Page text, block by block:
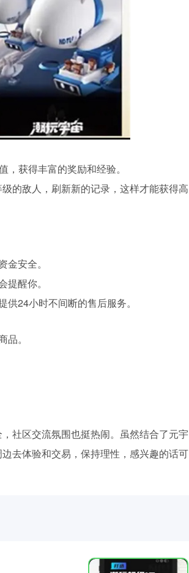
获得丰富的奖励和经验。
的敌人，刷新新的记录，这样才能获得高
安全。
醒你。
24小时不间断的售后服务。
。
社区交流氛围也挺热闹。虽然结合了元宇
去体验和交易，保持理性，感兴趣的话可